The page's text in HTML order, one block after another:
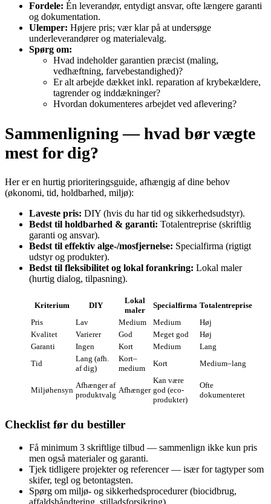
Fordele: Én leverandør, entydigt ansvar, ofte længere garanti
og dokumentation.
Ulemper: Højere pris; vær klar på at undersøge
underleverandører og materialevalg.
Spørg om:
Hvad indeholder garantien præcist (maling,
vedhæftning, farvebestandighed)?
Er alt arbejde dækket inkl. reparation af krybekældere,
tagrender og inddækninger?
Hvordan dokumenteres arbejdet ved aflevering?
Sammenligning — hvad bør vægte
mest for dig?
Her er en hurtig prioriteringsguide, afhængig af dine behov
(økonomi, tid, holdbarhed, miljø):
Laveste pris: DIY (hvis du har tid og sikkerhedsudstyr).
Bedst til holdbarhed & garanti: Totalentreprise (skriftlig
garanti og ansvar).
Bedst til effektiv alge-/mosfjernelse: Specialfirma (rigtigt
udstyr og produkter).
Bedst til fleksibilitet og lokal forankring: Lokal maler
(hurtig dialog, tilpasning).
Kriterium DIY
Lokal
maler
Specialfirma Totalentreprise
Pris
Lav Medium Medium
Høj
Kvalitet
Varierer God Meget god
Høj
Garanti
Ingen Kort Medium
Lang
Tid
Lang (afh.
af dig)
Kort–
medium
Kort Medium–lang
Miljøhensyn
Afhænger af
produktvalg
Afhænger
Kan være
god (eco-
produkter)
Ofte
dokumenteret
Checklist før du bestiller
Få minimum 3 skriftlige tilbud — sammenlign ikke kun pris
men også materialer og garanti.
Tjek tidligere projekter og referencer — især for tagtyper som
skifer, tegl og betontagsten.
Spørg om miljø- og sikkerhedsprocedurer (biocidbrug,